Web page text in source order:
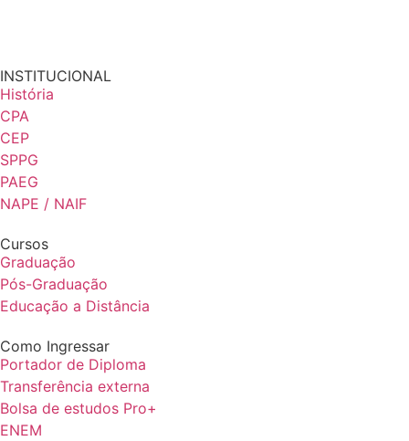
INSTITUCIONAL
História
CPA
CEP
SPPG
PAEG
NAPE / NAIF
Cursos
Graduação
Pós-Graduação
Educação a Distância
Como Ingressar
Portador de Diploma
Transferência externa
Bolsa de estudos Pro+
ENEM